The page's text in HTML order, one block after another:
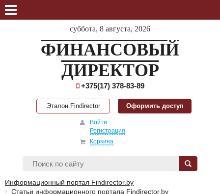
суббота, 8 августа, 2026
ФИНАНСОВЫЙ
ДИРЕКТОР
+375(17) 378-83-89
Эталон.Findirector Оформить доступ
Войти
Регистрация
Корзина
Информационный портал Findirector.by
Статьи информационного портала Findirector.by